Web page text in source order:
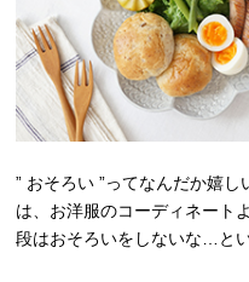
” おそろい ”ってなんだか嬉
は、お洋服のコーディネート
段はおそろいをしないな…と